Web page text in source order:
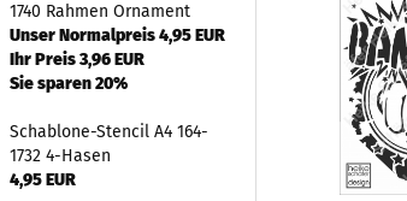
1740 Rahmen Ornament
Unser Normalpreis 4,95 EUR
Ihr Preis 3,96 EUR
Sie sparen 20%
Schablone-Stencil A4 164-
1732 4-Hasen
4,95 EUR